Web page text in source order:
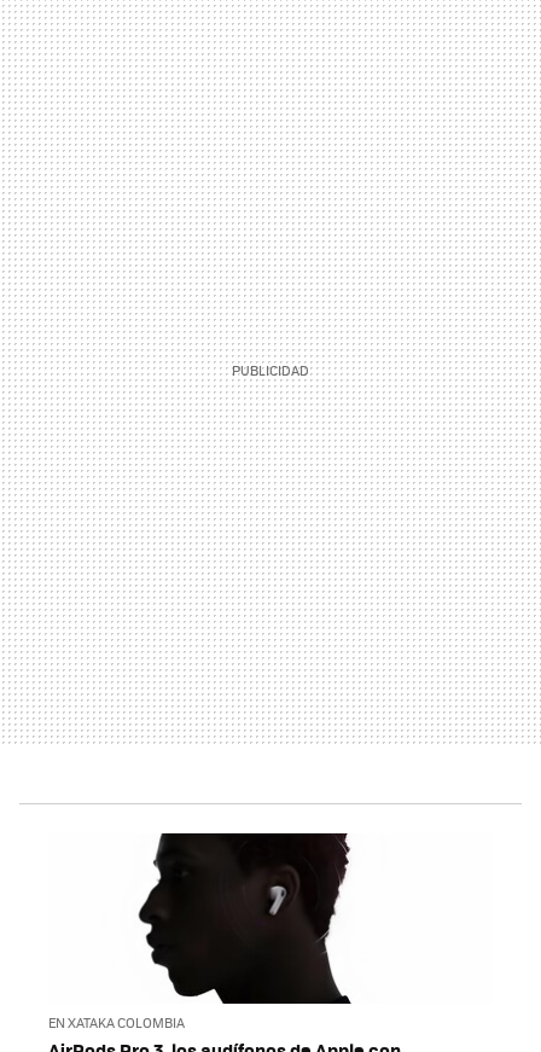
EN XATAKA COLOMBIA